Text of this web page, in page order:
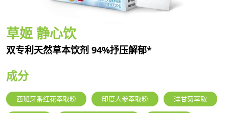
草姬 静心饮
双专利天然草本饮剂 94%抒压解郁*
成分
西班牙番红花萃取粉 印度人参萃取粉 洋甘菊萃取